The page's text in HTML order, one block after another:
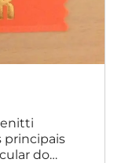
principais
do